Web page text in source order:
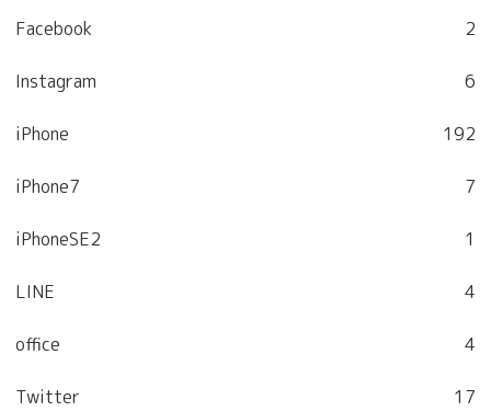
Facebook 2
Instagram 6
iPhone 192
iPhone7 7
iPhoneSE2 1
LINE 4
office 4
Twitter 17